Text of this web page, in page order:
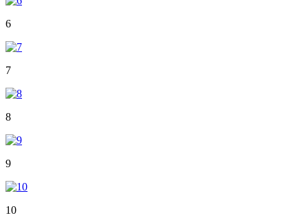
6
7
8
9
10